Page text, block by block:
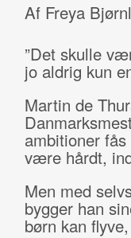
Af Freya
”Det skulle
jo aldrig kun
Martin de
ambitioner
være hårdt,
Men med
bygger han
børn kan